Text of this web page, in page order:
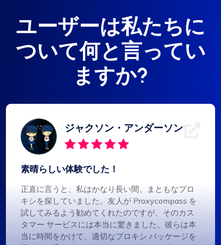
ユーザーは私たちに
ついて何と言ってい
ますか?
ジャクソン・アンダーソン
素晴らしい体験でした！
正直に言うと、私はかなり長い間、まともなプロ
キシを探していました。友人が Proxycompass を
試してみるよう勧めてくれたのですが、そのカス
タマー サービスには本当に驚きました。彼らは本
当に時間をかけて、適切なプロキシ パッケージを